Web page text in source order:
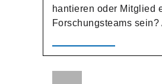
hantieren oder Mitglied
Forschungsteams sein?